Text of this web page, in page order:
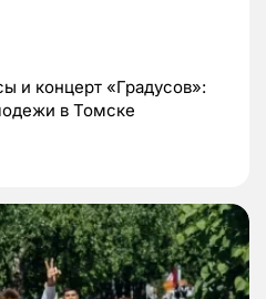
и концерт «Градусов»:
в Томске